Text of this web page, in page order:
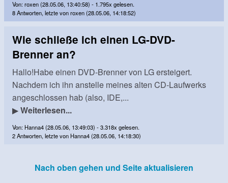
Von: roxen (28.05.06, 13:40:58) - 1.795x gelesen.
8 Antworten, letzte von roxen (28.05.06, 14:18:52)
Wie schließe ich einen LG-DVD-
Brenner an?
Hallo!Habe einen DVD-Brenner von LG ersteigert.
Nachdem ich ihn anstelle meines alten CD-Laufwerks
angeschlossen hab (also, IDE,...
▶Weiterlesen...
Von: Hanna4 (28.05.06, 13:49:03) - 3.318x gelesen.
2 Antworten, letzte von Hanna4 (28.05.06, 14:18:30)
Nach oben gehen und Seite aktualisieren